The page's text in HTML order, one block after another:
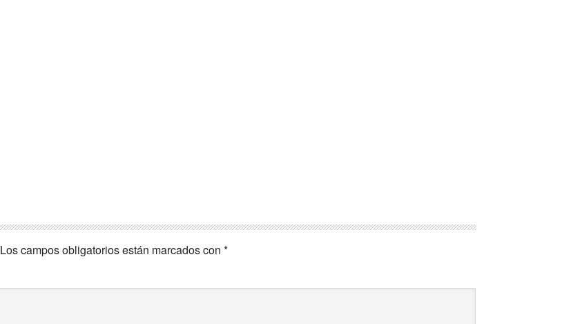
Los campos obligatorios están marcados con *